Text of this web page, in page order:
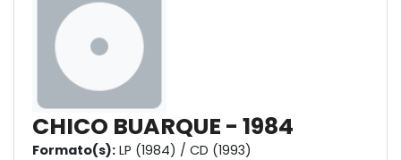
CHICO BUARQUE - 1984
Formato(s): LP (1984) / CD (1993)